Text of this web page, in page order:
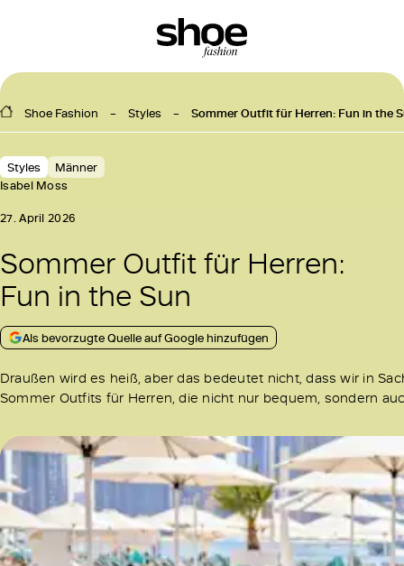
Shoe Fashion Styles Sommer Outfit für Herren: Fun in the
Styles
Männer
Isabel Moss
27. April 2026
Sommer Outfit für Herren:
Fun in the Sun
Als bevorzugte Quelle auf Google hinzufügen
Draußen wird es heiß, aber das bedeutet nicht, dass wir in
Sommer Outfits für Herren, die nicht nur bequem, sondern